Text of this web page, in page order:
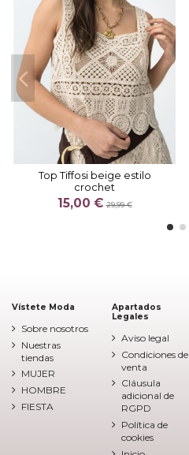
Top Tiffosi beige estilo
crochet
15,00 €29,99 €
Vístete Moda
Sobre nosotros
Nuestras
tiendas
MUJER
HOMBRE
FIESTA
Apartados
Legales
Aviso legal
Condiciones de
venta
Cláusula
adicional de
RGPD
Política de
cookies